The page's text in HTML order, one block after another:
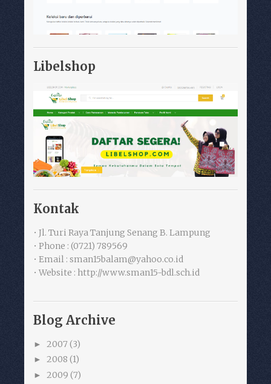
Libelshop
Kontak
• Jl. Turi Raya Tanjung Senang B. Lampung
• Phone : (0721) 789569
• Email : sman15balam@yahoo.co.id
• Website : http://www.sman15-bdl.sch.id
Blog Archive
► 2007 (3)
► 2008 (1)
► 2009 (7)